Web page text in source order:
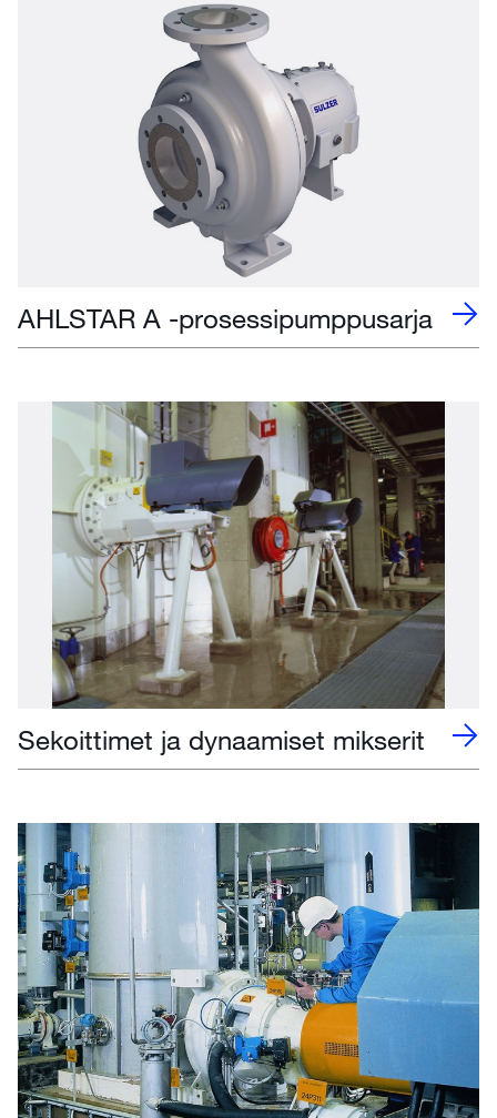
AHLSTAR A -prosessipumppusarja
Sekoittimet ja dynaamiset mikserit